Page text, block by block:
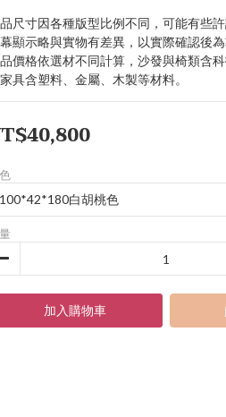
尺寸因各種版型比例不同，可能有些
顯示略與實物有差異，以實際確認後為
價格依選材不同計算，沙發與椅類含
具含塑料、金屬、木製等材料。
加入購物車